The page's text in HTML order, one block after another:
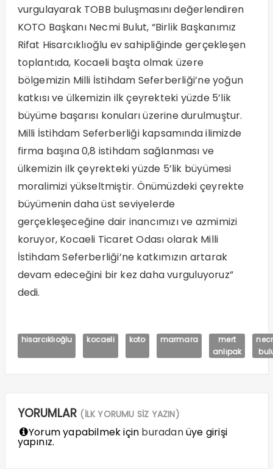
vurgulayarak TOBB buluşmasını değerlendiren
KOTO Başkanı Necmi Bulut, “Birlik Başkanımız
Rifat Hisarcıklıoğlu ev sahipliğinde gerçekleşen
toplantıda, Kocaeli başta olmak üzere
bölgemizin Milli İstihdam Seferberliği’ne yoğun
katkısı ve ülkemizin ilk çeyrekteki yüzde 5’lik
büyüme başarısı konuları üzerine durulmuştur.
Milli İstihdam Seferberliği kapsamında ilimizde
firma başına 0,8 istihdam sağlanması ve
ülkemizin ilk çeyrekteki yüzde 5’lik büyümesi
moralimizi yükseltmiştir. Önümüzdeki çeyrekte
büyümenin daha üst seviyelerde
gerçekleşeceğine dair inancımızı ve azmimizi
koruyor, Kocaeli Ticaret Odası olarak Milli
İstihdam Seferberliği’ne katkımızın artarak
devam edeceğini bir kez daha vurguluyoruz”
dedi.
hisarcıklıoğlu kocaeli koto marmara
mert
anlıpak
YORUMLAR (İLK YORUMU SİZ YAZIN)
Yorum yapabilmek için buradanüye girişi
yapınız.